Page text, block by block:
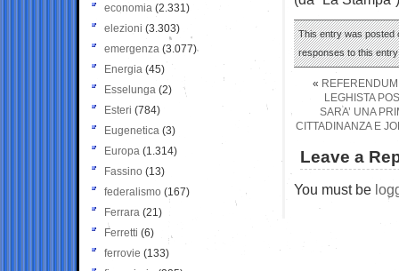
This entry was posted
responses to this
«
LEGHISTA
SARA’ UNA
CITTADINANZA E
Leave a
You must be
economia (2.331)
elezioni (3.303)
emergenza (3.077)
Energia (45)
Esselunga (2)
Esteri (784)
Eugenetica (3)
Europa (1.314)
Fassino (13)
federalismo (167)
Ferrara (21)
Ferretti (6)
ferrovie (133)